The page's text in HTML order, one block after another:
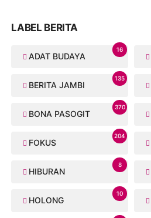
LABEL BERITA
ADAT BUDAYA
16
BERITA JAMBI
135
BONA PASOGIT
370
FOKUS
204
HIBURAN
8
HOLONG
10